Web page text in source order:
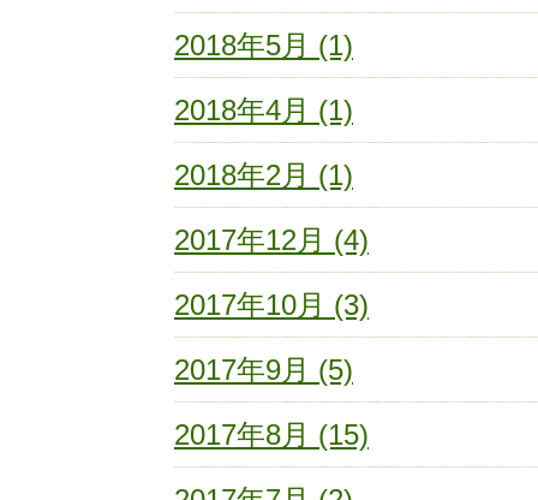
2018年5月 (1)
2018年4月 (1)
2018年2月 (1)
2017年12月 (4)
2017年10月 (3)
2017年9月 (5)
2017年8月 (15)